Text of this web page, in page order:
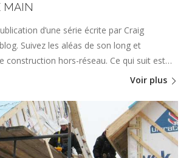
MAIN
d’une série écrite par Craig
Suivez les aléas de son long et
construction hors-réseau. Ce qui suit est…
Voir plus